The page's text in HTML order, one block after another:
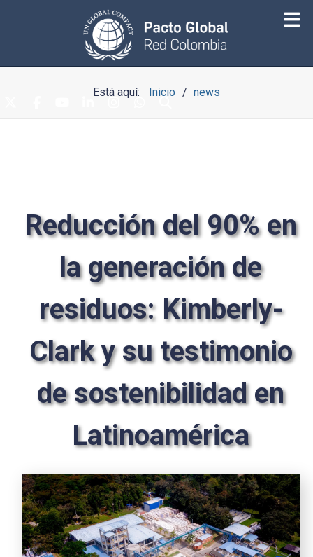
Está aquí: Inicio news
Reducción del 90% en
la generación de
residuos: Kimberly-
Clark y su testimonio
de sostenibilidad en
Latinoamérica